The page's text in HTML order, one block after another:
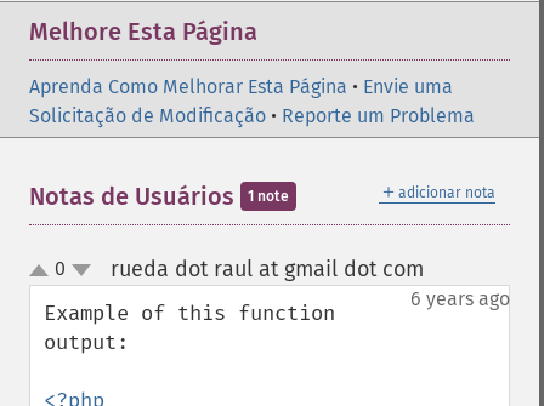
Melhore Esta Página
Aprenda Como Melhorar Esta Página • Envie uma
Solicitação de Modificação • Reporte um Problema
＋ adicionar nota
Notas de Usuários 1 note
up
down
0 rueda dot raul at gmail dot com
6 years ago
Example of this function
output:
<?php